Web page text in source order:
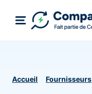
Accueil Fournisseurs